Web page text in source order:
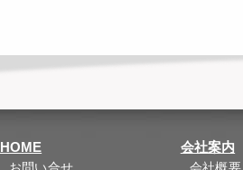
HOME 会社案内